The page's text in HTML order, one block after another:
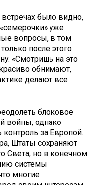
было видно,
уже
вопросы, в том
после этого
«Смотришь на это
обнимают,
делают все
блоковое
войны, однако
контроль за Европой.
Штаты сохраняют
Света, но в конечном
системы
многие